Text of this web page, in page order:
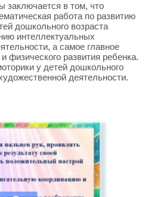
заключается в том, что
работа по развитию
дошкольного возраста
интеллектуальных
а самое главное
физического развития ребенка.
у детей дошкольного
деятельности.